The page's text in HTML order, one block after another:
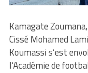
Kamagate
Cissé Mohamed
Koumassi s’est
l’Académie de